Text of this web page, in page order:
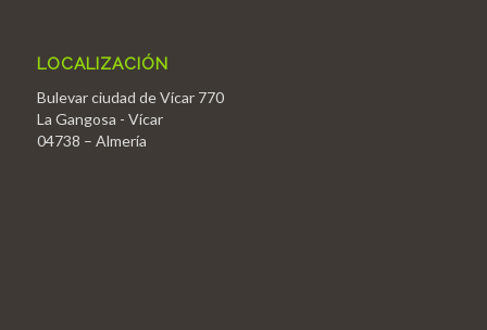
LOCALIZACIÓN
Bulevar ciudad de Vícar 770
La Gangosa - Vícar
04738 – Almería